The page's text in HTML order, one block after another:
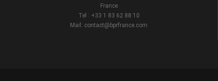
France
Tel : +33 1 83 62 88 10
Mail: contact@bprfrance.com